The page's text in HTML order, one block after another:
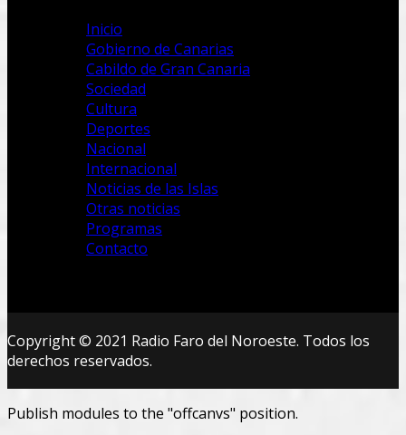
Inicio
Gobierno de Canarias
Cabildo de Gran Canaria
Sociedad
Cultura
Deportes
Nacional
Internacional
Noticias de las Islas
Otras noticias
Programas
Contacto
Copyright © 2021 Radio Faro del Noroeste. Todos los
derechos reservados.
Publish modules to the "offcanvs" position.